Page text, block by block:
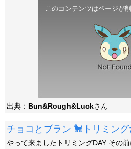
このコンテンツはページが
出典： Bun&Rough&Luckさん
チョコとブラン 🐩トリミング
やって来ましたトリミングDAY その